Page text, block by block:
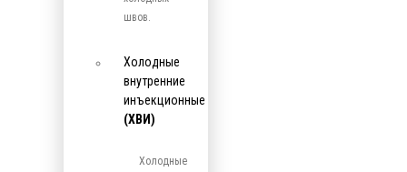
швов.
Холодные
внутренние
инъекционные
(ХВИ)
Холодные